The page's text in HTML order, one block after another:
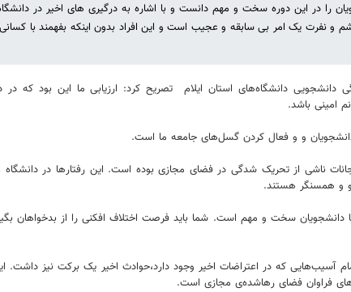
را در این دوره سخت و مهم دانست و با اشاره به درگیری های اخیر در
و نفرت یک امر بی سابقه و عجیب است و این افراد بدون اینکه بفهمند با
دانشگاه‌های استان ایلام تصریح کرد: ارزیابی ما این بود که در
امینی باشد.
و و فعال کردن گسل‌های جامعه ما است.
ناشی از تحریک شدگی در فضای مجازی بوده است. این رفتارها در
و همسنگر هستند.
سخت و مهم‌ است. شما باید فرصت اختلاف افکنی را از بدخواهان
آسیب‌هایی که در اعتراضات اخیر وجود دارد،حوادث اخیر یک برکت نیز
فراوان فضای رهاشده‌ی مجازی است.